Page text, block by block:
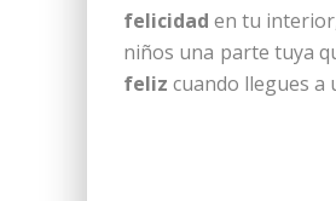
felicidad en tu
niños una parte tuya
feliz cuando llegues a